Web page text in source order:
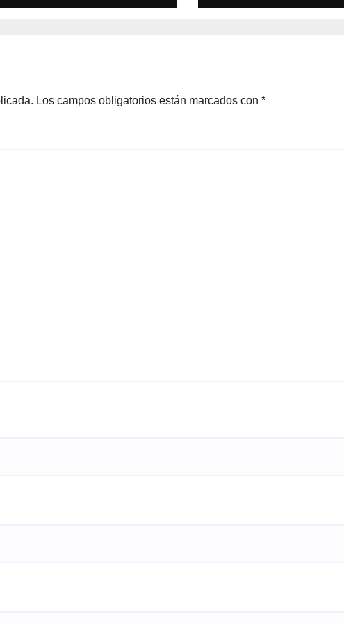
de Garabito
Los campos obligatorios están marcados con *